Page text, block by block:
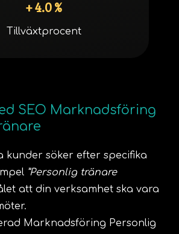
+ 4.0 %
Tillväxtprocent
SEO Marknadsföring
kunder söker efter specifika
”Personlig tränare
att din verksamhet ska vara
Marknadsföring Personlig